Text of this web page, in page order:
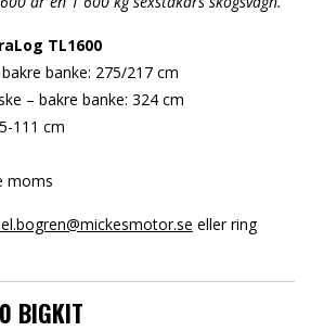
TL1600
banke: 275/217 cm
– bakre banke: 324 cm
111 cm
moms
eller ring
BIGKIT